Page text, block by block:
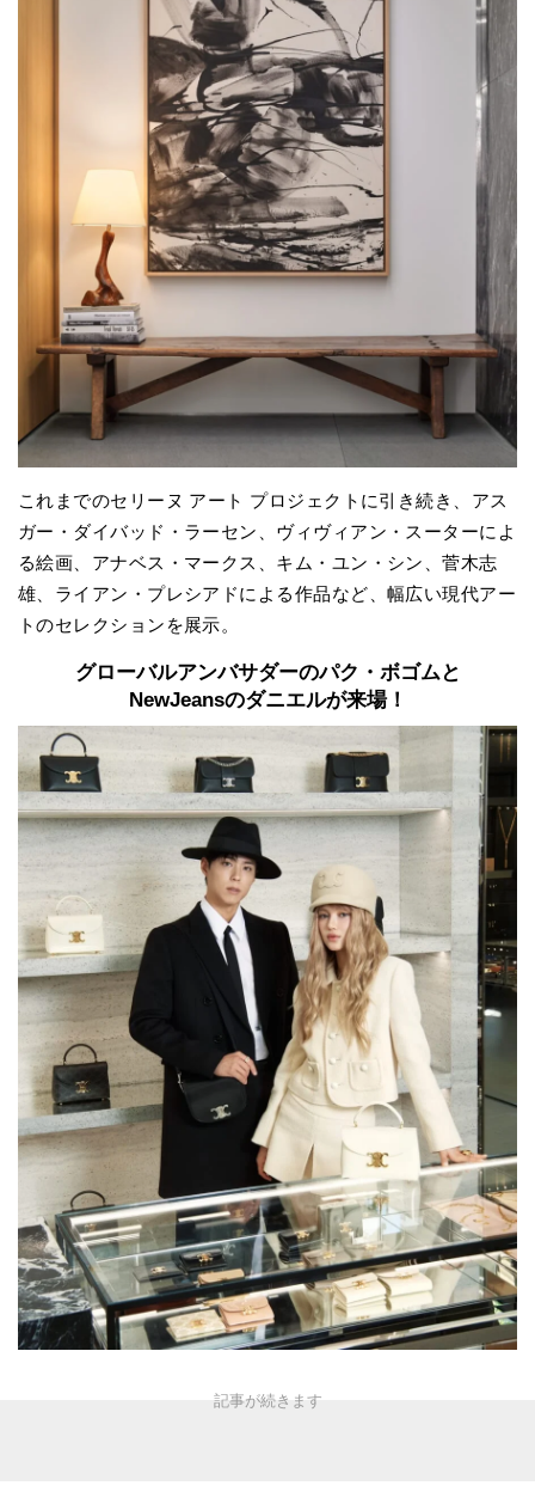
これまでのセリーヌ アート プロジェクトに引き続き、アス
ガー・ダイバッド・ラーセン、ヴィヴィアン・スーターによ
る絵画、アナベス・マークス、キム・ユン・シン、菅木志
雄、ライアン・プレシアドによる作品など、幅広い現代アー
トのセレクションを展示。
グローバルアンバサダーのパク・ボゴムと
NewJeansのダニエルが来場！